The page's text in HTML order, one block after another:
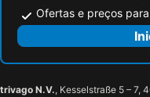
Ofertas e preços
trivago N.V., Kesselstraße 5 – 7,